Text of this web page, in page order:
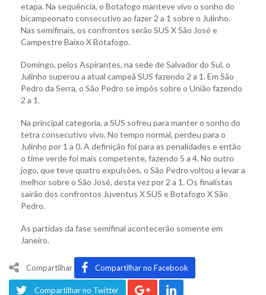
etapa. Na sequência, o Botafogo manteve vivo o sonho do
bicampeonato consecutivo ao fazer 2 a 1 sobre o Julinho.
Nas semifinais, os confrontos serão SUS X São José e
Campestre Baixo X Botafogo.
Domingo, pelos Aspirantes, na sede de Salvador do Sul, o
Julinho superou a atual campeã SUS fazendo 2 a 1. Em São
Pedro da Serra, o São Pedro se impôs sobre o União fazendo
2 a 1.
Na principal categoria, a SUS sofreu para manter o sonho do
tetra consecutivo vivo. No tempo normal, perdeu para o
Julinho por 1 a 0. A definição foi para as penalidades e então
o time verde foi mais competente, fazendo 5 a 4. No outro
jogo, que teve quatro expulsões, o São Pedro voltou a levar a
melhor sobre o São José, desta vez por 2 a 1. Os finalistas
sairão dos confrontos Juventus X SUS e Botafogo X São
Pedro.
As partidas da fase semifinal acontecerão somente em
Janeiro.
Compartilhar Compartilhar no Facebook
Compartilhar no Twitter